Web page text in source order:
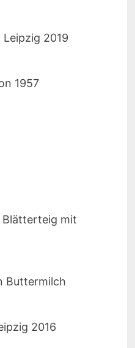
2019
1957
Blätterteig mit
Buttermilch
2016